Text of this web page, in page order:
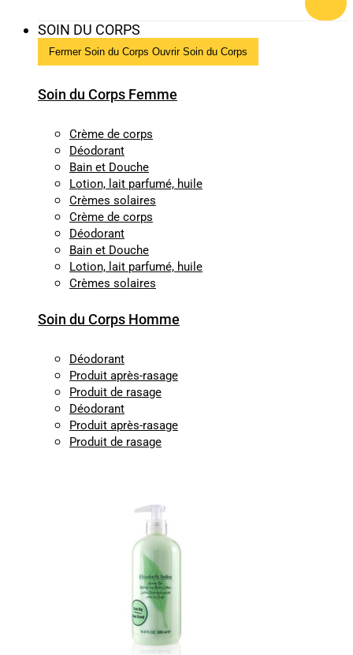
SOIN DU CORPS
Fermer Soin du Corps Ouvrir Soin du Corps
Soin du Corps Femme
Crème de corps
Déodorant
Bain et Douche
Lotion, lait parfumé, huile
Crèmes solaires
Crème de corps
Déodorant
Bain et Douche
Lotion, lait parfumé, huile
Crèmes solaires
Soin du Corps Homme
Déodorant
Produit après-rasage
Produit de rasage
Déodorant
Produit après-rasage
Produit de rasage